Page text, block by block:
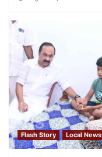
Flash Story Local News